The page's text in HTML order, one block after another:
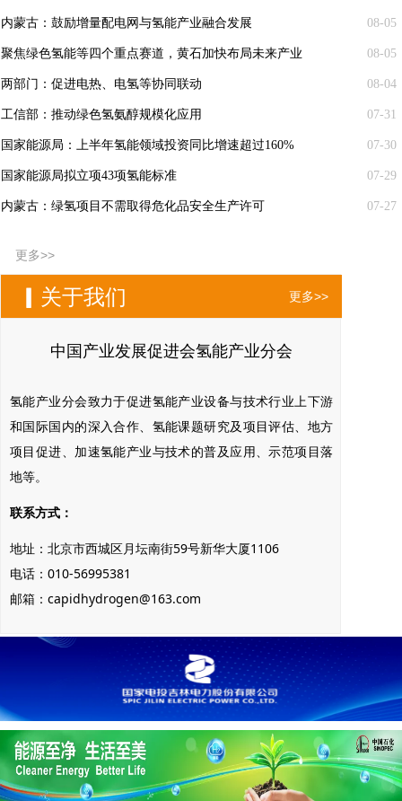
08-05
内蒙古：鼓励增量配电网与氢能产业融合发展
08-05
聚焦绿色氢能等四个重点赛道，黄石加快布局未来产业
08-04
两部门：促进电热、电氢等协同联动
07-31
工信部：推动绿色氢氨醇规模化应用
07-30
国家能源局：上半年氢能领域投资同比增速超过160%
07-29
国家能源局拟立项43项氢能标准
07-27
内蒙古：绿氢项目不需取得危化品安全生产许可
更多>>
▎关于我们 更多>>
中国产业发展促进会氢能产业分会
氢能产业分会致力于促进氢能产业设备与技术行业上下游
和国际国内的深入合作、氢能课题研究及项目评估、地方
项目促进、加速氢能产业与技术的普及应用、示范项目落
地等。
联系方式：
地址：北京市西城区月坛南街59号新华大厦1106
电话：010-56995381
邮箱：capidhydrogen@163.com